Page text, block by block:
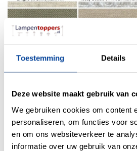
Toestemming Details
Deze website maakt gebruik van
We gebruiken cookies om content
personaliseren, om functies voor
en om ons websiteverkeer te
informatie over uw gebruik van